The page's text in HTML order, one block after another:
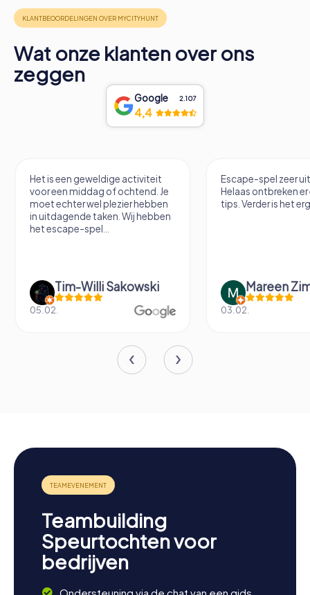
Wat onze klanten over ons
zeggen
Google 2.107
4,4
Het is een geweldige activiteit
voor een middag of ochtend. Je
moet echter wel plezier hebben
in uitdagende taken. Wij hebben
het escape-spel...
Tim-Willi Sakowski
05.02.
Escape-spel zeer
Helaas ontbreken er
tips. Verder is het
Mareen
03.02.
Teambuilding
Speurtochten voor
bedrijven